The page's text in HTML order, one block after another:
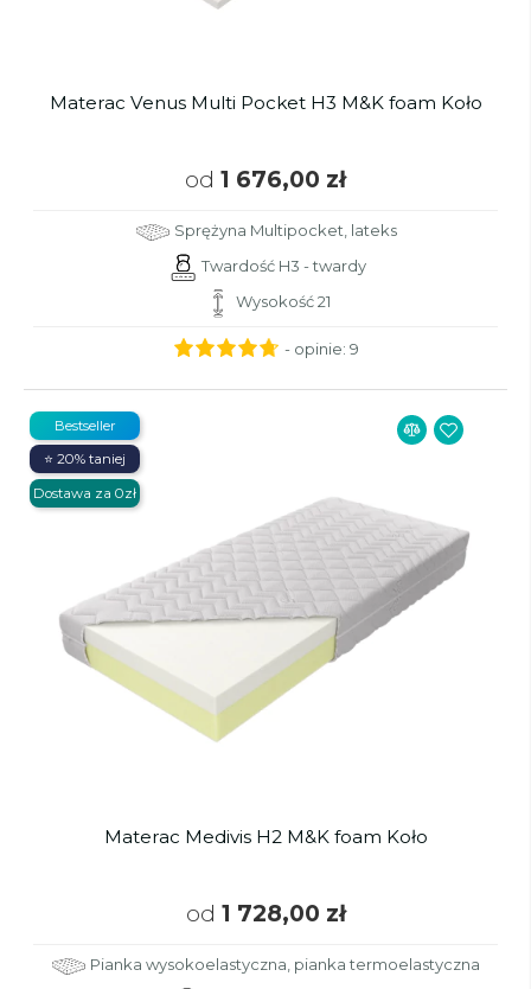
Materac Venus Multi Pocket H3 M&K foam Koło
od 1 676,00 zł
Sprężyna Multipocket, lateks
Twardość H3 - twardy
Wysokość 21
- opinie: 9
Materac Medivis H2 M&K foam Koło
od 1 728,00 zł
Pianka wysokoelastyczna, pianka termoelastyczna
Bestseller
⭐ 20% taniej
Dostawa za 0zł